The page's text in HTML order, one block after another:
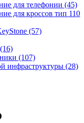
для телефонии (45)
для кроссов тип 110
(57)
(16)
(107)
инфраструктуры (28)